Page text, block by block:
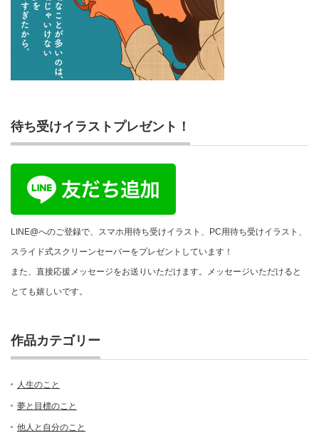
待ち受けイラストプレゼント！
LINE@へのご登録で、スマホ用待ち受けイラスト、PC用待ち受けイラスト、
スライド式スクリーンセーバーをプレゼントしています！
また、直接応援メッセージをお送りいただけます。メッセージいただけると
とても嬉しいです。
作品カテゴリー
人生のこと
夢と目標のこと
他人と自分のこと